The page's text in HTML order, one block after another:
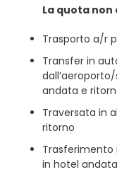
La quota
Trasporto a/r
Transfer in
andata e
Traversata in
ritorno
in hotel